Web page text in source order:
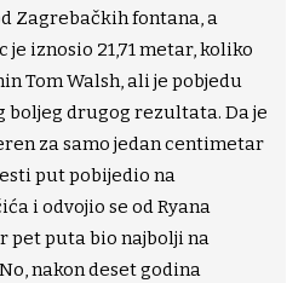
Zagrebačkih fontana, a
iznosio 21,71 metar, koliko
Tom Walsh, ali je pobjedu
boljeg drugog rezultata. Da je
za samo jedan centimetar
put pobijedio na
i odvojio se od Ryana
pet puta bio najbolji na
nakon deset godina